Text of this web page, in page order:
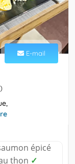
E-mail
)
épicé
thon ✓